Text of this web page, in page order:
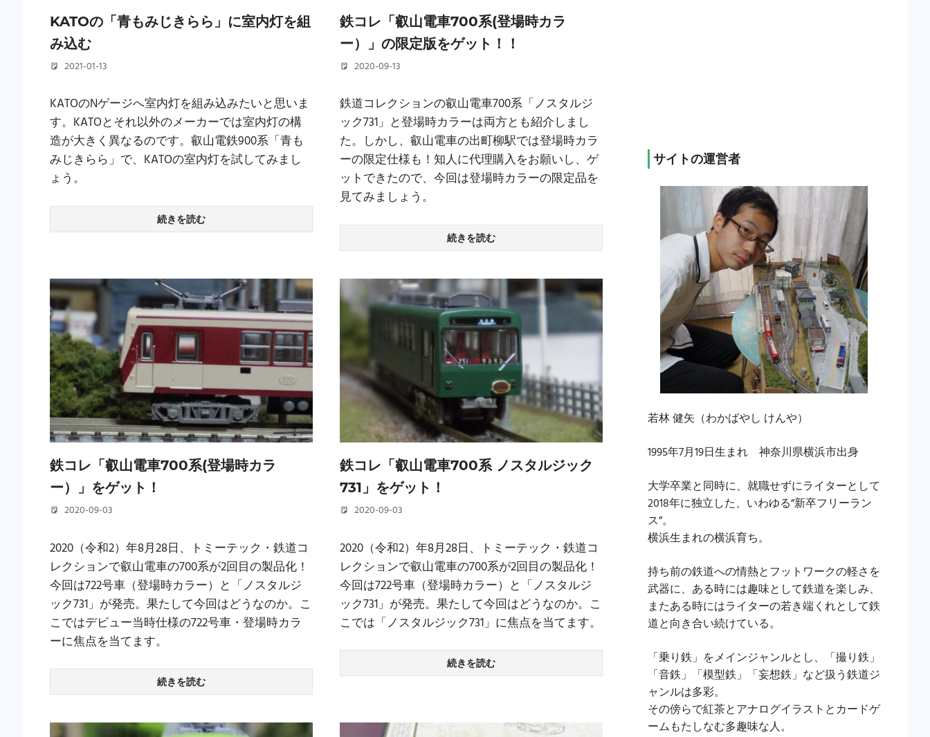
KATOの「青もみじきらら」に室内灯を組
み込む
2021-01-13
KATOのNゲージへ室内灯を組み込みたいと思いま
す。KATOとそれ以外のメーカーでは室内灯の構
造が大きく異なるのです。叡山電鉄900系「青も
みじきらら」で、KATOの室内灯を試してみまし
ょう。
続きを読む
鉄コレ「叡山電車700系(登場時カラ
ー）」の限定版をゲット！！
2020-09-13
鉄道コレクションの叡山電車700系「ノスタルジ
ック731」と登場時カラーは両方とも紹介しまし
た。しかし、叡山電車の出町柳駅では登場時カラ
ーの限定仕様も！知人に代理購入をお願いし、ゲ
ットできたので、今回は登場時カラーの限定品を
見てみましょう。
続きを読む
鉄コレ「叡山電車700系(登場時カラ
ー）」をゲット！
2020-09-03
2020（令和2）年8月28日、トミーテック・鉄道コ
レクションで叡山電車の700系が2回目の製品化！
今回は722号車（登場時カラー）と「ノスタルジ
ック731」が発売。果たして今回はどうなのか。こ
こではデビュー当時仕様の722号車・登場時カラ
ーに焦点を当てます。
続きを読む
鉄コレ「叡山電車700系 ノスタルジック
731」をゲット！
2020-09-03
2020（令和2）年8月28日、トミーテック・鉄道コ
レクションで叡山電車の700系が2回目の製品化！
今回は722号車（登場時カラー）と「ノスタルジ
ック731」が発売。果たして今回はどうなのか。こ
こでは「ノスタルジック731」に焦点を当てます。
続きを読む
サイトの運営者
若林 健矢（わかばやし けんや）
1995年7月19日生まれ 神奈川県横浜市出身
大学卒業と同時に、就職せずにライターとして
2018年に独立した、いわゆる”新卒フリーラン
ス”。
横浜生まれの横浜育ち。
持ち前の鉄道への情熱とフットワークの軽さを
武器に、ある時には趣味として鉄道を楽しみ、
またある時にはライターの若き端くれとして鉄
道と向き合い続けている。
「乗り鉄」をメインジャンルとし、「撮り鉄」
「音鉄」「模型鉄」「妄想鉄」など扱う鉄道ジ
ャンルは多彩。
その傍らで紅茶とアナログイラストとカードゲ
ームもたしなむ多趣味な人。